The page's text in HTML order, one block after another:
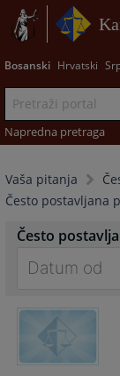
Bosanski Hrvatski
Napredna pretraga
Vaša pitanja
Često postavljana
Često
forward
interact